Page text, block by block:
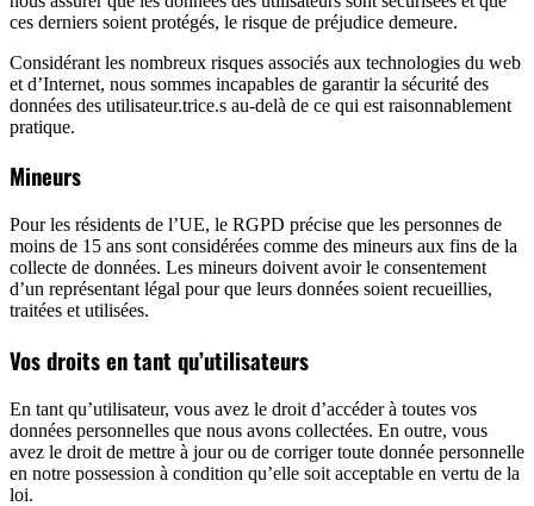
ces derniers soient protégés, le risque de préjudice demeure.
Considérant les nombreux risques associés aux technologies du web
et d’Internet, nous sommes incapables de garantir la sécurité des
données des utilisateur.trice.s au-delà de ce qui est raisonnablement
pratique.
Mineurs
Pour les résidents de l’UE, le RGPD précise que les personnes de
moins de 15 ans sont considérées comme des mineurs aux fins de la
collecte de données. Les mineurs doivent avoir le consentement
d’un représentant légal pour que leurs données soient recueillies,
traitées et utilisées.
Vos droits en tant qu’utilisateurs
En tant qu’utilisateur, vous avez le droit d’accéder à toutes vos
données personnelles que nous avons collectées. En outre, vous
avez le droit de mettre à jour ou de corriger toute donnée personnelle
en notre possession à condition qu’elle soit acceptable en vertu de la
loi.